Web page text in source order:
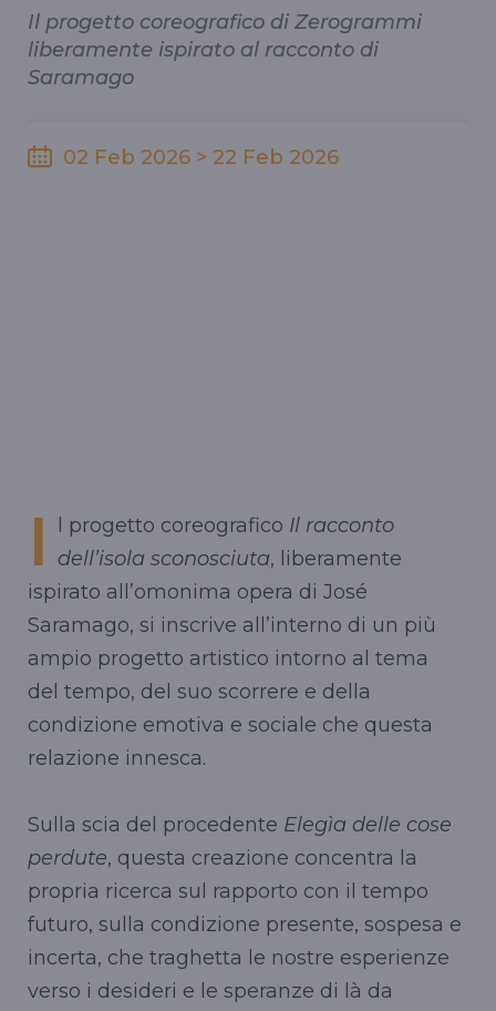
Il progetto coreografico di Zerogrammi
liberamente ispirato al racconto di
Saramago
02 Feb 2026 > 22 Feb 2026
I l progetto coreografico Il racconto
dell’isola sconosciuta, liberamente
ispirato all’omonima opera di José
Saramago, si inscrive all’interno di un più
ampio progetto artistico intorno al tema
del tempo, del suo scorrere e della
condizione emotiva e sociale che questa
relazione innesca.
Sulla scia del procedente Elegìa delle cose
perdute, questa creazione concentra la
propria ricerca sul rapporto con il tempo
futuro, sulla condizione presente, sospesa e
incerta, che traghetta le nostre esperienze
verso i desideri e le speranze di là da